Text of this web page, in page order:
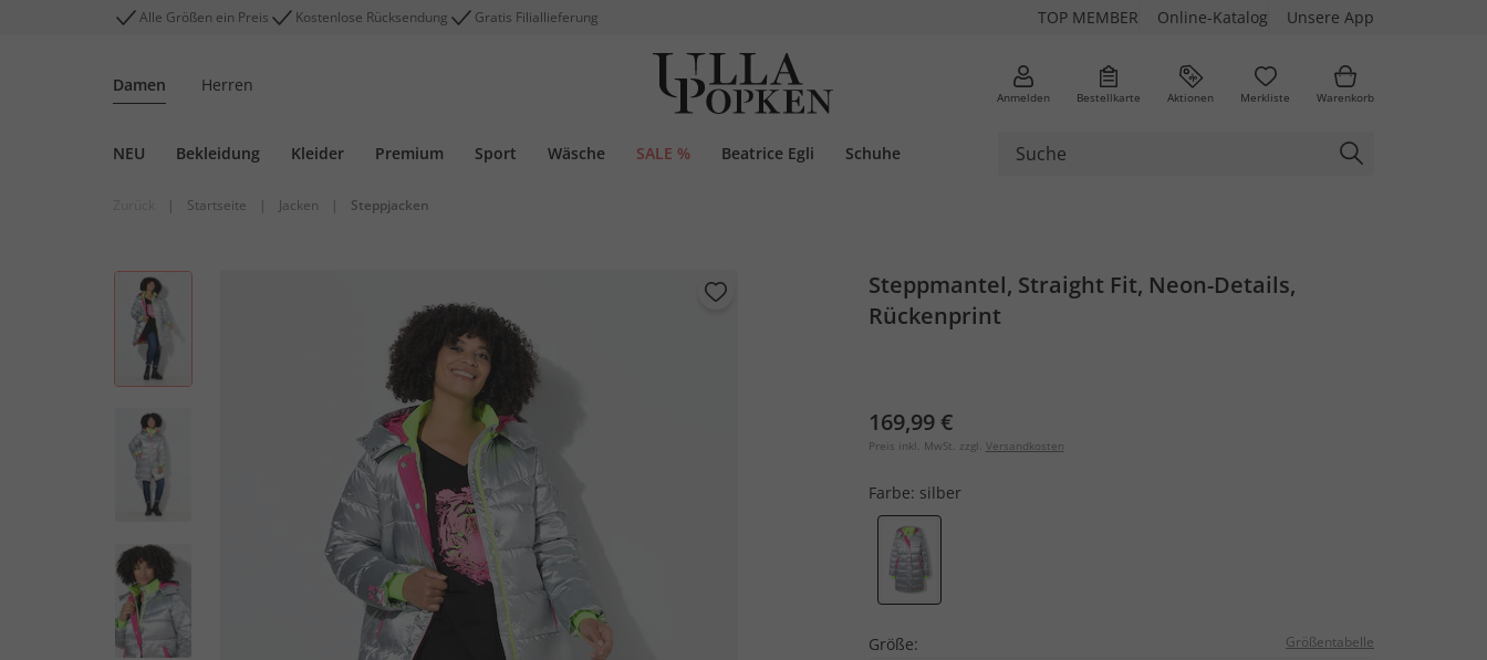
Alle Größen ein Preis Kostenlose Rücksendung Gratis Filiallieferung TOP MEMBER Online-Katalog Unsere App
Damen Herren
Anmelden Bestellkarte Aktionen Merkliste Warenkorb
NEU Bekleidung Kleider Premium Sport Wäsche SALE % Beatrice Egli Schuhe
| Startseite | Jacken | Steppjacken
Steppmantel, Straight Fit, Neon-Details,
Rückenprint
169,99 €
Preis inkl. MwSt. zzgl. Versandkosten
Farbe: silber
Größe: Größentabelle